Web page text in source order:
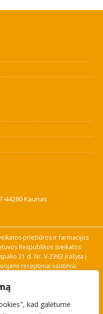
kad galėtume
44280 Kaunas
priežiūros ir farmacijos
Respublikos sveikatos
21 d. Nr. V-2383 įrašyta į
receptiniai vaistiniai
Vaistų ir medicinos
tinklalapis, Sveikatos
pranešimo apie įtariamą